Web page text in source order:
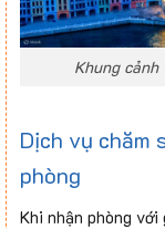
Khung
Dịch vụ chăm
phòng
Khi nhận phòng